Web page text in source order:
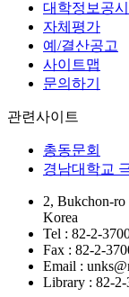
대학정보공시
자체평가
예/결산공고
사이트맵
문의하기
관련사이트
총동문회
경남대학교
2, Bukchon-ro
Korea
Tel : 82-2-
Fax : 82-2-
Email :
Library : 82-2-